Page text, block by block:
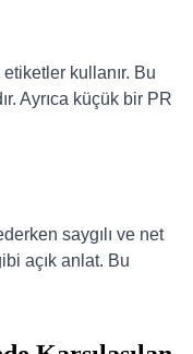
kullanır. Bu
Ayrıca küçük bir PR
saygılı ve net
açık anlat. Bu